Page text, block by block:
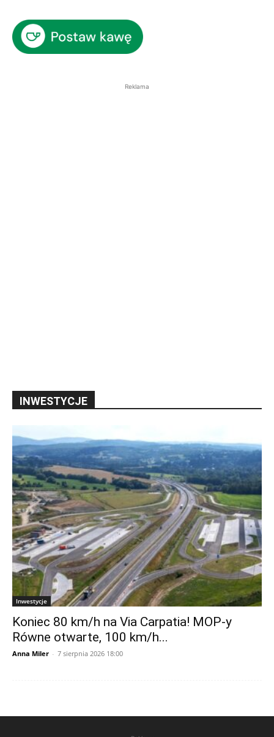
Reklama
INWESTYCJE
Inwestycje
Koniec 80 km/h na Via Carpatia! MOP-y
Równe otwarte, 100 km/h...
Anna Miler - 7 sierpnia 2026 18:00